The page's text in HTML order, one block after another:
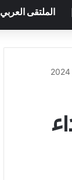
الملتقى العربي